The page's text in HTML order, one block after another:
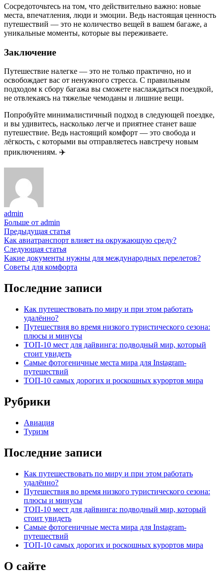
Сосредоточьтесь на том, что действительно важно: новые
места, впечатления, люди и эмоции. Ведь настоящая ценность
путешествий — это не количество вещей в вашем багаже, а
уникальные моменты, которые вы переживаете.
Заключение
Путешествие налегке — это не только практично, но и
освобождает вас от ненужного стресса. С правильным
подходом к сбору багажа вы сможете наслаждаться поездкой,
не отвлекаясь на тяжелые чемоданы и лишние вещи.
Попробуйте минималистичный подход в следующей поездке,
и вы удивитесь, насколько легче и приятнее станет ваше
путешествие. Ведь настоящий комфорт — это свобода и
лёгкость, с которыми вы отправляетесь навстречу новым
приключениям. ✈️
admin
Больше от admin
Навигация
по
записям
Предыдущая статьяПредыдущая
статья:
Как авиатранспорт влияет на окружающую среду?
Следующая статьяСледующая
статья:
Какие документы нужны для международных перелетов?
Советы для комфорта
Последние записи
Как путешествовать по миру и при этом работать
удалённо?
Путешествия во время низкого туристического сезона:
плюсы и минусы
ТОП-10 мест для дайвинга: подводный мир, который
стоит увидеть
Самые фотогеничные места мира для Instagram-
путешествий
ТОП-10 самых дорогих и роскошных курортов мира
Рубрики
Авиация
Туризм
Последние записи
Как путешествовать по миру и при этом работать
удалённо?
Путешествия во время низкого туристического сезона:
плюсы и минусы
ТОП-10 мест для дайвинга: подводный мир, который
стоит увидеть
Самые фотогеничные места мира для Instagram-
путешествий
ТОП-10 самых дорогих и роскошных курортов мира
О сайте